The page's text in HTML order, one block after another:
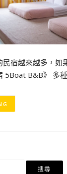
宿越來越多，如
5Boat B&B》 多